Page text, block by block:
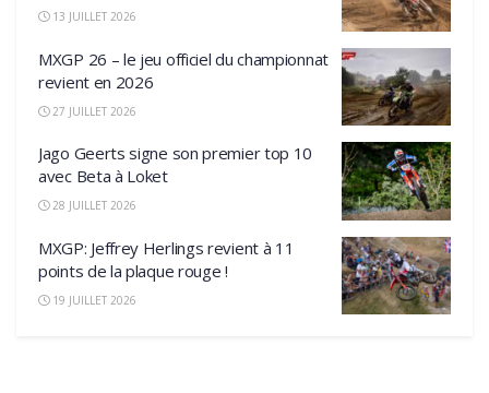
13 JUILLET 2026
MXGP 26 – le jeu officiel du championnat
revient en 2026
27 JUILLET 2026
Jago Geerts signe son premier top 10
avec Beta à Loket
28 JUILLET 2026
MXGP: Jeffrey Herlings revient à 11
points de la plaque rouge !
19 JUILLET 2026